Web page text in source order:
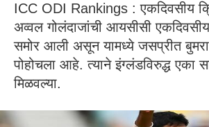
ICC ODI Rankings : एकदिवसीय
अव्वल गोलंदाजांची आयसीसी
समोर आली असून यामध्ये जसप्रीत
पोहोचला आहे. त्याने इंग्लंडविरुद्ध एका
मिळवल्या.